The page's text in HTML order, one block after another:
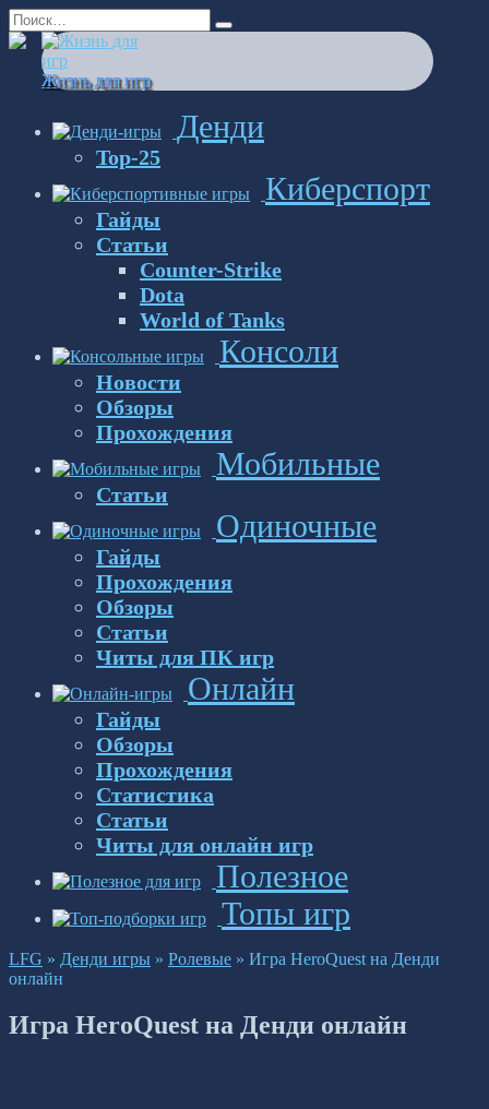
Перейти
к
содержанию
Search
for:
Жизнь для игр
Денди
Top-25
Киберспорт
Гайды
Статьи
Counter-Strike
Dota
World of Tanks
Консоли
Новости
Обзоры
Прохождения
Мобильные
Статьи
Одиночные
Гайды
Прохождения
Обзоры
Статьи
Читы для ПК игр
Онлайн
Гайды
Обзоры
Прохождения
Статистика
Статьи
Читы для онлайн игр
Полезное
Топы игр
LFG » Денди игры » Ролевые » Игра HeroQuest на Денди
онлайн
Игра HeroQuest на Денди онлайн